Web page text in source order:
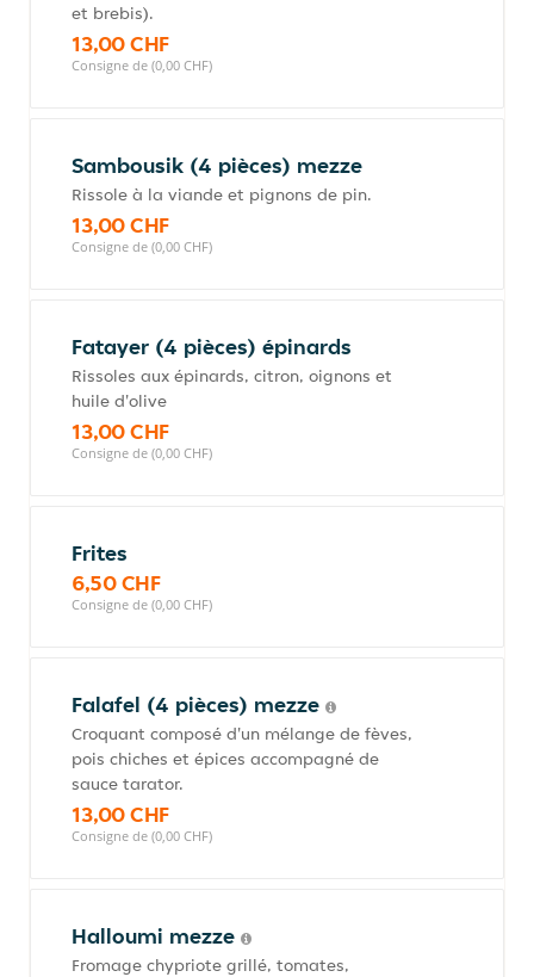
et brebis).
13,00 CHF
Consigne de (0,00 CHF)
Sambousik (4 pièces) mezze
Rissole à la viande et pignons de pin.
13,00 CHF
Consigne de (0,00 CHF)
Fatayer (4 pièces) épinards
Rissoles aux épinards, citron, oignons et
huile d'olive
13,00 CHF
Consigne de (0,00 CHF)
Frites
6,50 CHF
Consigne de (0,00 CHF)
Falafel (4 pièces) mezze
Croquant composé d'un mélange de fèves,
pois chiches et épices accompagné de
sauce tarator.
13,00 CHF
Consigne de (0,00 CHF)
Halloumi mezze
Fromage chypriote grillé, tomates,